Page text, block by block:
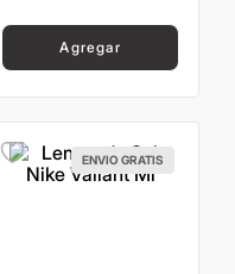
Agregar
ENVIO GRATIS